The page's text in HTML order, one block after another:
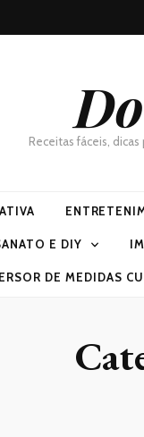
Receitas fáceis,
E DIY
DE MEDIDAS